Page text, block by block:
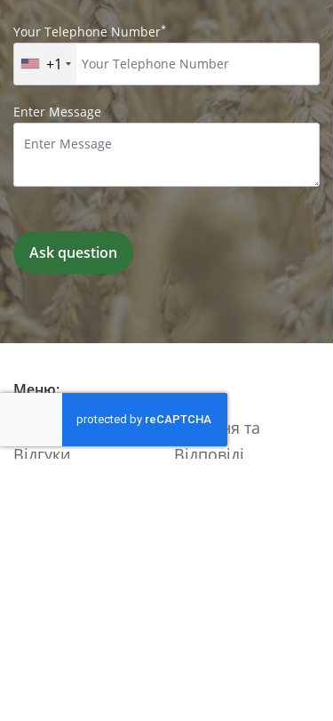
Your Telephone Number*
+1
Enter Message
Меню:
Відгуки
Питання та
Відповіді